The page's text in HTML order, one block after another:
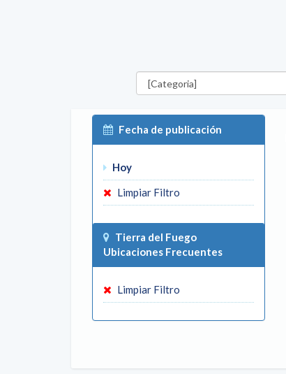
Categorías
Fecha de publicación
Hoy
Limpiar Filtro
Tierra del Fuego
Ubicaciones Frecuentes
Limpiar Filtro